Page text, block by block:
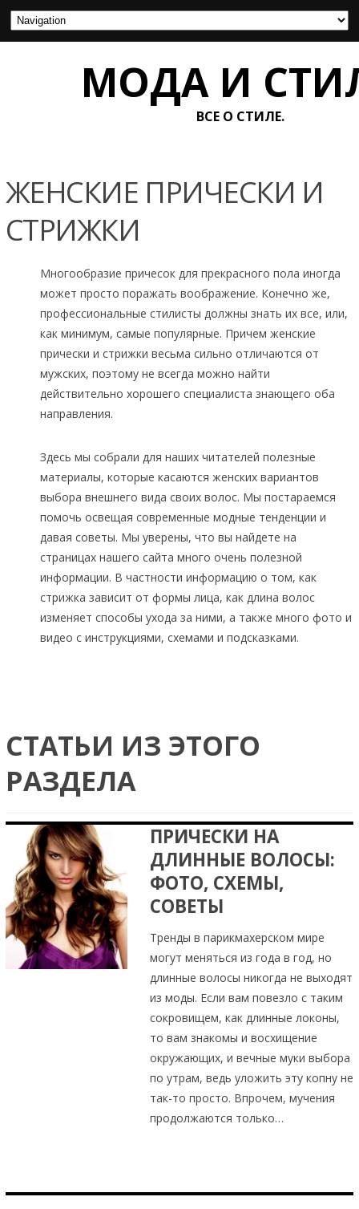
МОДА И
ВСЕ О СТИЛЕ.
ЖЕНСКИЕ ПРИЧЕСКИ И
СТРИЖКИ
Многообразие причесок для прекрасного пола иногда
может просто поражать воображение. Конечно же,
профессиональные стилисты должны знать их все, или,
как минимум, самые популярные. Причем женские
прически и стрижки весьма сильно отличаются от
мужских, поэтому не всегда можно найти
действительно хорошего специалиста знающего оба
направления.
Здесь мы собрали для наших читателей полезные
материалы, которые касаются женских вариантов
выбора внешнего вида своих волос. Мы постараемся
помочь освещая современные модные тенденции и
давая советы. Мы уверены, что вы найдете на
страницах нашего сайта много очень полезной
информации. В частности информацию о том, как
стрижка зависит от формы лица, как длина волос
изменяет способы ухода за ними, а также много фото и
видео с инструкциями, схемами и подсказками.
СТАТЬИ ИЗ ЭТОГО
РАЗДЕЛА
ПРИЧЕСКИ НА
ДЛИННЫЕ ВОЛОСЫ:
ФОТО, СХЕМЫ,
СОВЕТЫ
Тренды в парикмахерском мире
могут меняться из года в год, но
длинные волосы никогда не выходят
из моды. Если вам повезло с таким
сокровищем, как длинные локоны,
то вам знакомы и восхищение
окружающих, и вечные муки выбора
по утрам, ведь уложить эту копну не
так-то просто. Впрочем, мучения
продолжаются только…